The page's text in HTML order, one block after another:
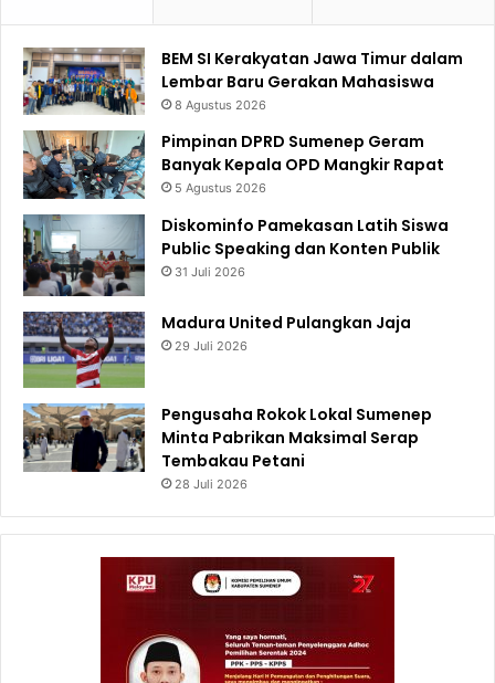
BEM SI Kerakyatan Jawa Timur dalam
Lembar Baru Gerakan Mahasiswa
8 Agustus 2026
Pimpinan DPRD Sumenep Geram
Banyak Kepala OPD Mangkir Rapat
5 Agustus 2026
Diskominfo Pamekasan Latih Siswa
Public Speaking dan Konten Publik
31 Juli 2026
Madura United Pulangkan Jaja
29 Juli 2026
Pengusaha Rokok Lokal Sumenep
Minta Pabrikan Maksimal Serap
Tembakau Petani
28 Juli 2026